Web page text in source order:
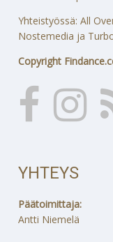
Yhteistyössä: All
Nostemedia ja
Copyright
YHTEYS
Päätoimittaja:
Antti Niemelä